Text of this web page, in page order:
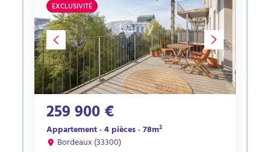
EXCLUSIVITÉ
259 900 €
Appartement · 4 pièces · 78m²
Bordeaux (33300)